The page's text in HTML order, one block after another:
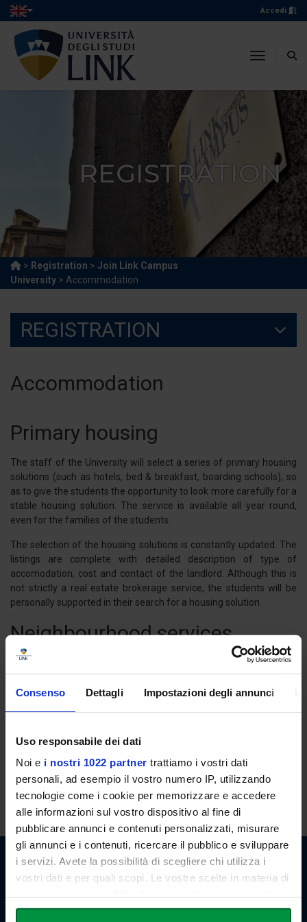
Consenso Dettagli Impostazioni degli annunci
Uso responsabile dei dati
Noi e i nostri 1022 partner trattiamo i vostri dati
personali, ad esempio il vostro numero IP, utilizzando
tecnologie come i cookie per memorizzare e accedere
alle informazioni sul vostro dispositivo al fine di
pubblicare annunci e contenuti personalizzati, misurare
gli annunci e i contenuti, ricercare il pubblico e sviluppare
i servizi. Avete la possibilità di scegliere chi utilizza i
vostri dati e per quali scopi. Le vostre scelte in materia di
in cui avete effettuato le vostre scelte. È possibile
Accedi
toggle
REGISTRATION
> Registration > Join Link Campus
University > Accommodation
REGISTRATION
Accommodation
Primary housing
The staff of the University will select a series of primary housing
solutions (such as hotels, bed & breakfast, boarding schools), so
as to give the students the opportunity to look more carefully for a
stable housing solution. The service is available all year round,
even for the families of the students.
The selection of the housing solutions is constantly updated. The
listings are complete with detailed description of type of
accomodation, cost and contact of the landlord. Although this is
not strictly a real estate brokerage service, the students will be
personally supported in their search for a housing solution.
Neighbourhood services
Upon students' request, the staff of the University will select a
series of services of all types available in the vicinity of the
campus (such as for example garages, copy centers, stationery
For information: accommodation@unilink.it
Tel:+39 06 3400 6000
Via del Casale di San Pio V, 44